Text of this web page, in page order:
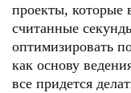
проекты, которые
считанные
оптимизировать
как основу
все придется